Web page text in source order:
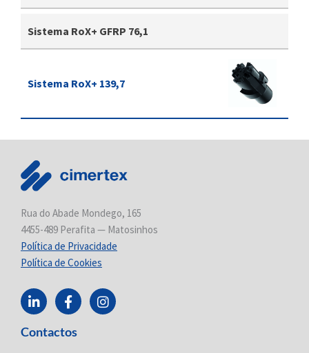
Sistema RoX+ GFRP 76,1
Sistema RoX+ 139,7
Rua do Abade Mondego, 165
4455-489 Perafita — Matosinhos
Política de Privacidade
Política de Cookies
L
i
n
k
F
a
c
e
I
n
s
Contactos